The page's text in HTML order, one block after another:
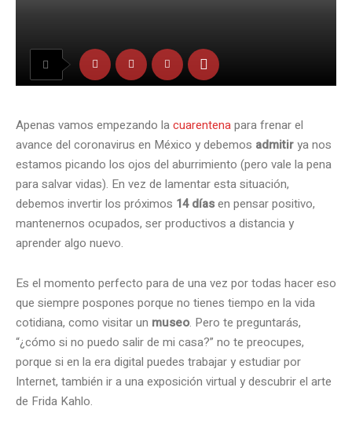
Apenas vamos empezando lacuarentenapara frenar el
avance del coronavirus en México y debemos admitirya nos
estamos picando los ojos del aburrimiento (pero vale la pena
para salvar vidas). En vez de lamentar esta situación,
debemos invertir los próximos 14 díasen pensar positivo,
mantenernos ocupados, ser productivos a distancia y
aprender algo nuevo.
Es el momento perfecto para de una vez por todas hacer eso
que siempre pospones porque no tienes tiempo en la vida
cotidiana, como visitar un museo. Pero te preguntarás,
“¿cómo si no puedo salir de mi casa?” no te preocupes,
porque si en la era digital puedes trabajar y estudiar por
Internet, también ir a una exposición virtual y descubrir el arte
de Frida Kahlo.